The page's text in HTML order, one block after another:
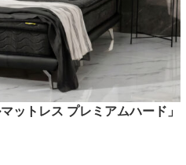
ットレス プレミアムハード」